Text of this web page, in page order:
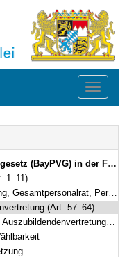
Toggle
11. November 1986 (GVBl. S. 349) BayRS 2035-1-F (Art. 1–97)
1–11)
Personalversammlung (Art. 12–56)
(Art. 57–64)
Allgemeine Aufgaben